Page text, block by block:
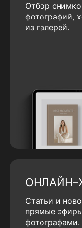
Отбор
фотографий,
из галерей.
Статьи и
прямые
фотографами.